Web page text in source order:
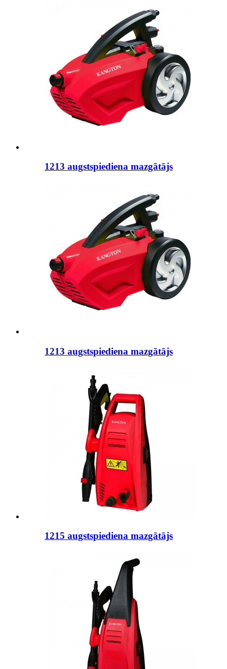
1213 augstspiediena mazgātājs
1213 augstspiediena mazgātājs
1215 augstspiediena mazgātājs